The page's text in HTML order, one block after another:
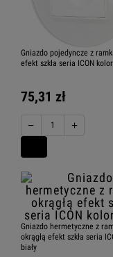
Gniazdo pojedyncze z
efekt szkła seria ICON
75,31 zł
− +
Gniazdo hermetyczne z
okrągłą efekt szkła seria
biały